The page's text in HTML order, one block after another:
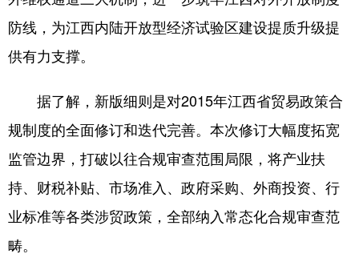
彩票 娱乐 时尚 悦读
公益
地方频道
北京 天津 河北 山西
辽宁 吉林 上海 江苏
防线，为江西内陆开放型经济试验区建设提质升级提
供有力支撑。
据了解，新版细则是对2015年江西省贸易政策合
规制度的全面修订和迭代完善。本次修订大幅度拓宽
监管边界，打破以往合规审查范围局限，将产业扶
持、财税补贴、市场准入、政府采购、外商投资、行
业标准等各类涉贸政策，全部纳入常态化合规审查范
畴。